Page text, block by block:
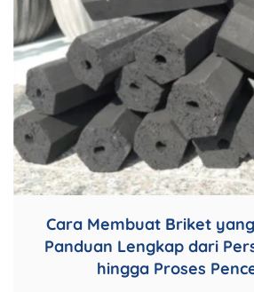
Cara Membuat Briket
Panduan Lengkap dari
hingga Proses